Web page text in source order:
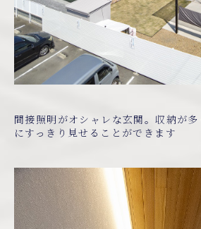
間接照明がオシャレな玄関。収納が
にすっきり見せることができます